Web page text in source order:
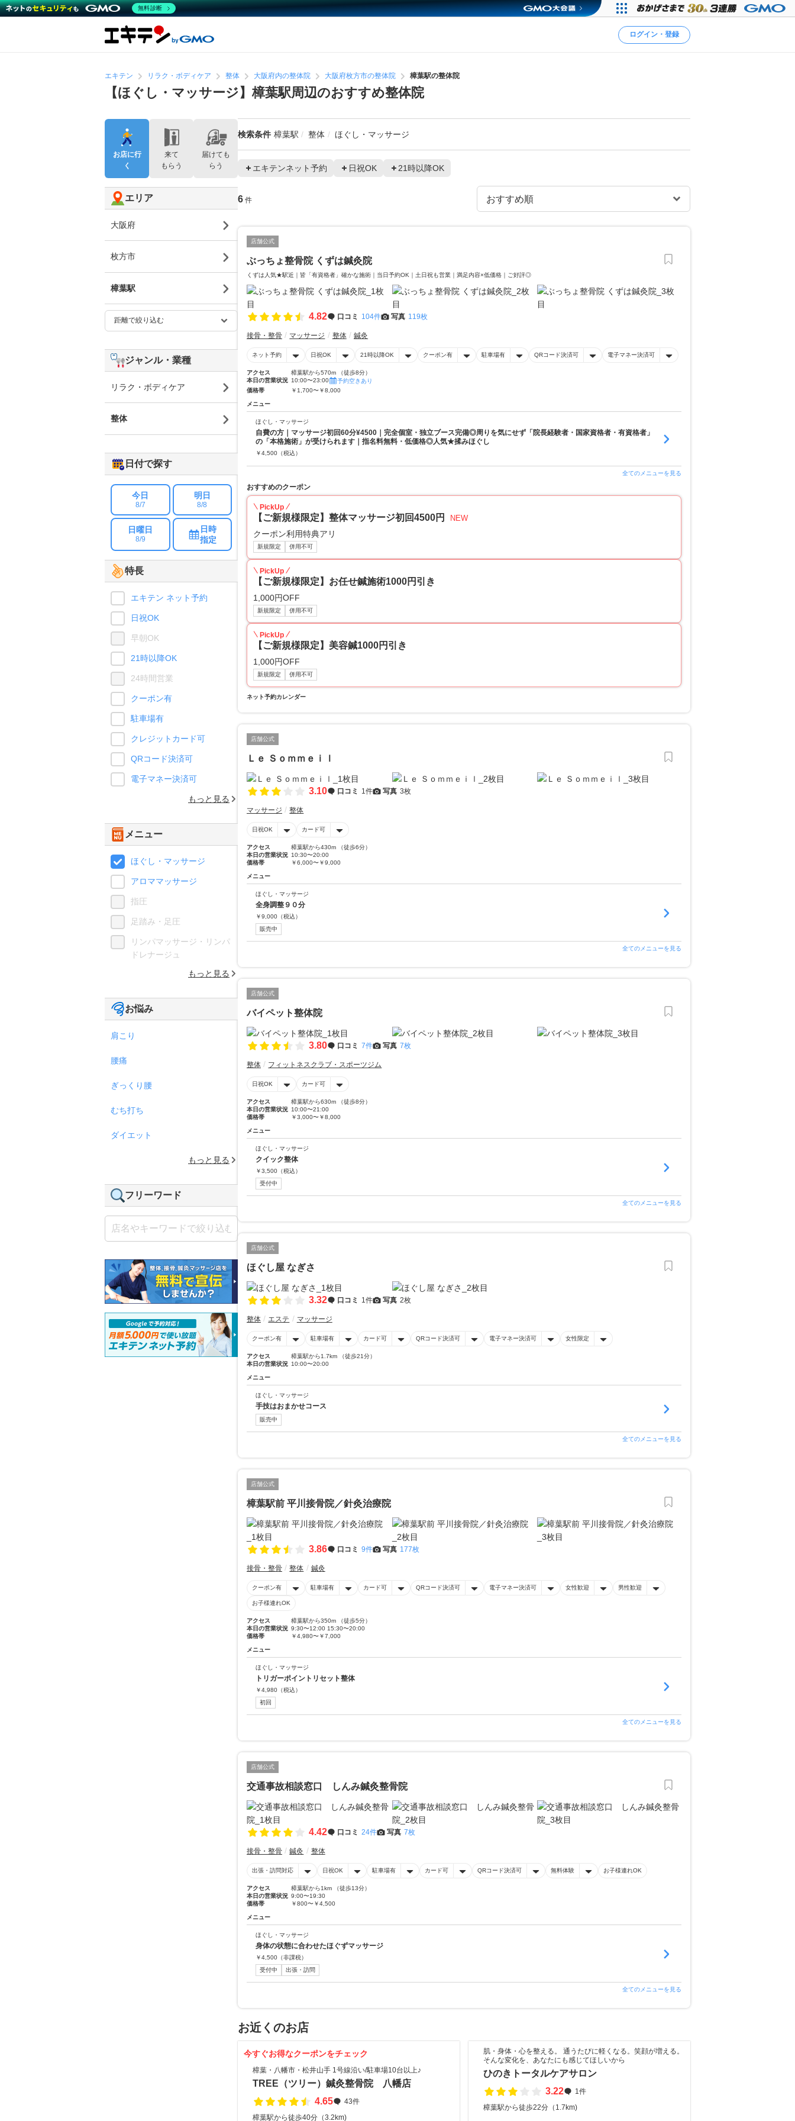
ログイン・登録
エキテン リラク・ボディケア 整体 大阪府内の整体院 大阪府枚方市の整体院 樟葉駅の整体院
【ほぐし・マッサージ】樟葉駅周辺のおすすめ整体院
検索条件 樟葉駅 整体 ほぐし・マッサージ
エキテンネット予約 日祝OK 21時以降OK
6 件
店舗公式
ぶっちょ整骨院 くずは鍼灸院
くずは人気★駅近｜皆「有資格者」確かな施術｜当日予約OK｜土日祝も営業｜満足内容×低価格｜ご好評◎
4.82 口コミ 104件 写真 119枚
接骨・整骨 マッサージ 整体 鍼灸
ネット予約 日祝OK 21時以降OK クーポン有 駐車場有 QRコード決済可 電子マネー決済可
アクセス
樟葉駅から570m （徒歩8分）
本日の営業状況 10:00〜23:00
予約空きあり
価格帯
￥1,700〜￥8,000
メニュー
ほぐし・マッサージ
自費の方｜マッサージ初回60分¥4500｜完全個室・独立ブース完備◎周りを気にせず「院長経験者・国家資格者・有資格者」
の「本格施術」が受けられます｜指名料無料・低価格◎人気★揉みほぐし
￥4,500 （税込）
全てのメニューを見る
おすすめのクーポン
PickUp
【ご新規様限定】整体マッサージ初回4500円 NEW
クーポン利用特典アリ
新規限定 併用不可
PickUp
【ご新規様限定】お任せ鍼施術1000円引き
1,000円OFF
新規限定 併用不可
PickUp
【ご新規様限定】美容鍼1000円引き
1,000円OFF
新規限定 併用不可
ネット予約カレンダー
店舗公式
Ｌｅ Ｓｏｍｍｅｉｌ
3.10 口コミ 1件 写真 3枚
マッサージ 整体
日祝OK カード可
アクセス
樟葉駅から430m （徒歩6分）
本日の営業状況 10:30〜20:00
価格帯
￥6,000〜￥9,000
メニュー
ほぐし・マッサージ
全身調整９０分
￥9,000 （税込）
販売中
全てのメニューを見る
店舗公式
バイペット整体院
3.80 口コミ 7件 写真 7枚
整体 フィットネスクラブ・スポーツジム
日祝OK カード可
アクセス
樟葉駅から630m （徒歩8分）
本日の営業状況 10:00〜21:00
価格帯
￥3,000〜￥8,000
メニュー
ほぐし・マッサージ
クイック整体
￥3,500 （税込）
受付中
全てのメニューを見る
店舗公式
ほぐし屋 なぎさ
3.32 口コミ 1件 写真 2枚
整体 エステ マッサージ
クーポン有 駐車場有 カード可 QRコード決済可 電子マネー決済可 女性限定
アクセス
樟葉駅から1.7km （徒歩21分）
本日の営業状況 10:00〜20:00
メニュー
ほぐし・マッサージ
手技はおまかせコース
販売中
全てのメニューを見る
店舗公式
樟葉駅前 平川接骨院／針灸治療院
3.86 口コミ 9件 写真 177枚
接骨・整骨 整体 鍼灸
クーポン有 駐車場有 カード可 QRコード決済可 電子マネー決済可 女性歓迎 男性歓迎
お子様連れOK
アクセス
樟葉駅から350m （徒歩5分）
本日の営業状況 9:30〜12:00 15:30〜20:00
価格帯
￥4,980〜￥7,000
メニュー
ほぐし・マッサージ
トリガーポイントリセット整体
￥4,980 （税込）
初回
全てのメニューを見る
店舗公式
交通事故相談窓口 しんみ鍼灸整骨院
4.42 口コミ 24件 写真 7枚
接骨・整骨 鍼灸 整体
出張・訪問対応 日祝OK 駐車場有 カード可 QRコード決済可 無料体験 お子様連れOK
アクセス
樟葉駅から1km （徒歩13分）
本日の営業状況 9:00〜19:30
価格帯
￥800〜￥4,500
メニュー
ほぐし・マッサージ
身体の状態に合わせたほぐずマッサージ
￥4,500 （非課税）
受付中
出張・訪問
全てのメニューを見る
お近くのお店
今すぐお得なクーポンをチェック
樟葉・八幡市・松井山手 1号線沿い/駐車場10台以上♪
TREE（ツリー）鍼灸整骨院 八幡店
4.65
43件
樟葉駅から徒歩40分（3.2km)
肌・身体・心を整える。 通うたびに軽くなる。笑顔が増える。
そんな変化を、あなたにも感じてほしいから
ひのきトータルケアサロン
3.22
1件
樟葉駅から徒歩22分（1.7km)
お店に行
く
来て
もらう
届けても
らう
エリア
大阪府
枚方市
樟葉駅
ジャンル・業種
リラク・ボディケア
整体
日付で探す
今日
8/7
明日
8/8
日曜日
8/9
日時
指定
特長
エキテン ネット予約
日祝OK
早朝OK
21時以降OK
24時間営業
クーポン有
駐車場有
クレジットカード可
QRコード決済可
電子マネー決済可
もっと見る
メニュー
ほぐし・マッサージ
アロママッサージ
指圧
足踏み・足圧
リンパマッサージ・リンパ
ドレナージュ
もっと見る
お悩み
肩こり
腰痛
ぎっくり腰
むち打ち
ダイエット
もっと見る
フリーワード
無料診断